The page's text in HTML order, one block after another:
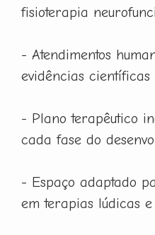
fisioterapia
- Atendimentos
evidências científicas
- Plano terapêutico
cada fase do
- Espaço adaptado
em terapias lúdicas e